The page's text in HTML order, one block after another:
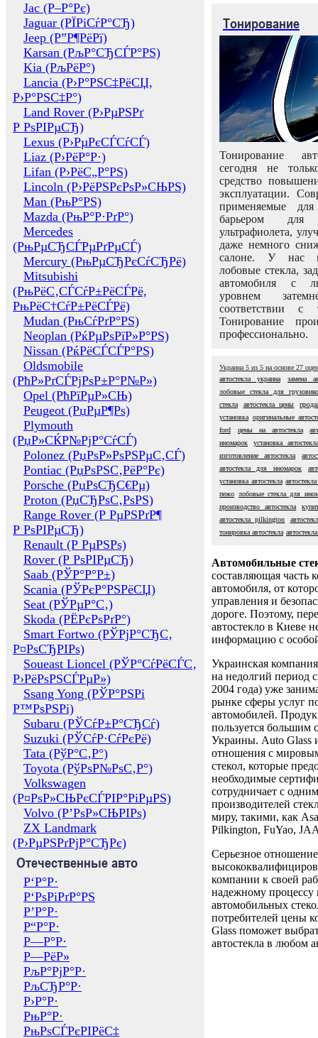
Jac (Р–Р°Рє)
Jaguar (РЇРіСѓР°СЂ)
Jeep (Р”Р¶РёРї)
Karsan (РљР°СЂСЃР°РЅ)
Kia (РљРёР°)
Lancia (Р›Р°РЅС‡РёСЏ,
Р›Р°РЅС‡Р°)
Land Rover (Р›РµРЅРґ
Р РѕРІРµСЂ)
Lexus (Р›РµРєСЃСѓСЃ)
Liaz (Р›РёР°Р·)
Lifan (Р›РёС„Р°РЅ)
Lincoln (Р›РёРЅРєРѕР»СЊРЅ)
Man (РњР°РЅ)
Mazda (РњР°Р·РґР°)
Mercedes
(РњРµСЂСЃРµРґРµСЃ)
Mercury (РњРµСЂРєСѓСЂРё)
Mitsubishi
(РњРёС‚СЃСѓР±РёСЃРё,
РњРёС†СѓР±РёСЃРё)
Mudan (РњСѓРґР°РЅ)
Neoplan (РќРµРѕРїР»Р°РЅ)
Nissan (РќРёСЃСЃР°РЅ)
Oldsmobile
(РћР»РґСЃРјРѕР±Р°Р№Р»)
Opel (РћРїРµР»СЊ)
Peugeot (РџРµР¶Рѕ)
Plymouth
(РџР»СЌР№РјР°СѓСЃ)
Polonez (РџРѕР»РѕРЅРµС‚СЃ)
Pontiac (РџРѕРЅС‚РёР°Рє)
Porsche (РџРѕСЂС€Рµ)
Proton (РџСЂРѕС‚РѕРЅ)
Range Rover (Р РµРЅРґР¶
Р РѕРІРµСЂ)
Renault (Р РµРЅРѕ)
Rover (Р РѕРІРµСЂ)
Saab (РЎР°Р°Р±)
Scania (РЎРєР°РЅРёСЏ)
Seat (РЎРµР°С‚)
Skoda (РЁРєРѕРґР°)
Smart Fortwo (РЎРјР°СЂС‚
Р¤РѕСЂРІРѕ)
Soueast Lioncel (РЎР°СѓРёСЃС‚
Р›РёРѕРЅСЃРµР»)
Ssang Yong (РЎР°РЅРі
Р™РѕРЅРі)
Subaru (РЎСѓР±Р°СЂСѓ)
Suzuki (РЎСѓР·СѓРєРё)
Tata (РўР°С‚Р°)
Toyota (РўРѕР№РѕС‚Р°)
Volkswagen
(Р¤РѕР»СЊРєСЃРІР°РіРµРЅ)
Volvo (Р’РѕР»СЊРІРѕ)
ZX Landmark
(Р›РµРЅРґРјР°СЂРє)
Отечественные авто
Р‘Р°Р·
Р‘РѕРіРґР°РЅ
Р’Р°Р·
Р“Р°Р·
Р—Р°Р·
Р—РёР»
РљР°РјР°Р·
РљСЂР°Р·
Р›Р°Р·
РњР°Р·
РњРѕСЃРєРІРёС‡
Тонирование
Тонирование
сегодня не
средство
эксплуатации.
применяемые
барьером для
ультрафиолета,
даже немного
салоне. У нас
лобовые стекла,
автомобиля с
уровнем
соответствии с
Тонирование
профессионально.
Украина 5 из 5 на основе 27
автостекла украина
замена
лобовые стекла для
стекла
автостекла цены
установка оригинальные
ford
цены на автостекла
иномарок
установка
изготовление автостекла
автостекла для иномарок
установка автостекла
пежо
лобовые стекла для
производство автостекла
автостекла pilkington
тонировка автостекла
Автомобильные
составляющая часть
автомобиля, от
управления и
дороге. Поэтому,
автостекло в Киеве
информацию с
Украинская
на недолгий период
2004 года) уже
рынке сферы услуг
автомобилей.
пользуется большим
Украины. Auto Glass
отношения с
стекол, которые
необходимые
сотрудничает с
производителей
миру, такими, как
Pilkington, FuYao,
Серьезное отношение
компании к своей
надежному процессу
автомобильных
потребителей цены
Glass поможет
автостекла в любом